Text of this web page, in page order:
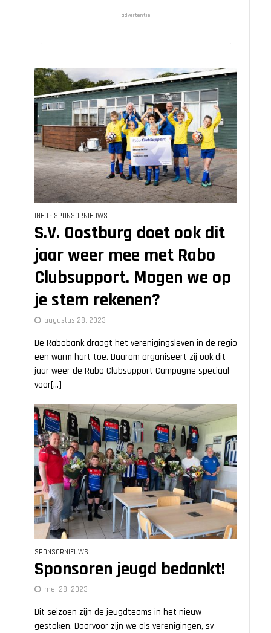
- advertentie -
INFO • SPONSORNIEUWS
S.V. Oostburg doet ook dit
jaar weer mee met Rabo
Clubsupport. Mogen we op
je stem rekenen?
augustus 28, 2023
De Rabobank draagt het verenigingsleven in de regio
een warm hart toe. Daarom organiseert zij ook dit
jaar weer de Rabo Clubsupport Campagne speciaal
voor[...]
SPONSORNIEUWS
Sponsoren jeugd bedankt!
mei 28, 2023
Dit seizoen zijn de jeugdteams in het nieuw
gestoken. Daarvoor zijn we als verenigingen, sv